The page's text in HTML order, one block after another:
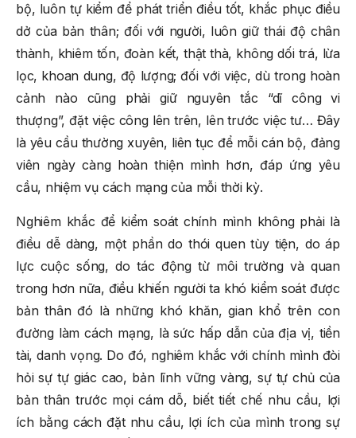
bộ, luôn tự kiểm để phát triển điều tốt, khắc phục điều
dở của bản thân; đối với người, luôn giữ thái độ chân
thành, khiêm tốn, đoàn kết, thật thà, không dối trá, lừa
lọc, khoan dung, độ lượng; đối với việc, dù trong hoàn
cảnh nào cũng phải giữ nguyên tắc “dĩ công vi
thượng”, đặt việc công lên trên, lên trước việc tư… Đây
là yêu cầu thường xuyên, liên tục để mỗi cán bộ, đảng
viên ngày càng hoàn thiện mình hơn, đáp ứng yêu
cầu, nhiệm vụ cách mạng của mỗi thời kỳ.
Nghiêm khắc để kiểm soát chính mình không phải là
điều dễ dàng, một phần do thói quen tùy tiện, do áp
lực cuộc sống, do tác động từ môi trường và quan
trong hơn nữa, điều khiến người ta khó kiểm soát được
bản thân đó là những khó khăn, gian khổ trên con
đường làm cách mạng, là sức hấp dẫn của địa vị, tiền
tài, danh vọng. Do đó, nghiêm khắc với chính mình đòi
hỏi sự tự giác cao, bản lĩnh vững vàng, sự tự chủ của
bản thân trước mọi cám dỗ, biết tiết chế nhu cầu, lợi
ích bằng cách đặt nhu cầu, lợi ích của mình trong sự